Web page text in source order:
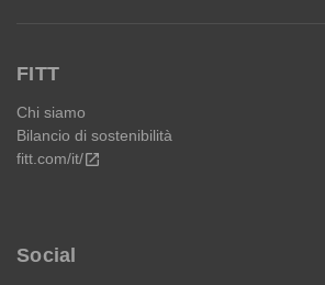
FITT
Chi siamo
Bilancio di sostenibilità
fitt.com/it/open_in_new
Social